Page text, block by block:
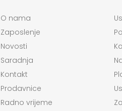
O nama
Zaposlenje
Novosti
Saradnja
Kontakt
Prodavnice
Radno vrijeme